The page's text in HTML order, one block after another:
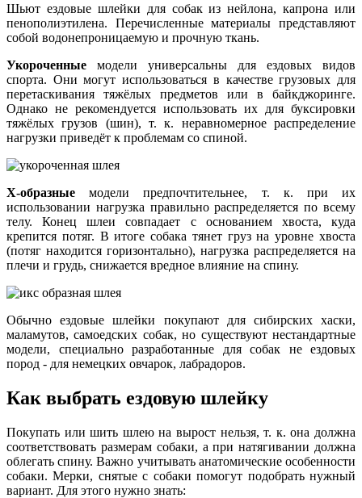
Шьют ездовые шлейки для собак из нейлона, капрона или
пенополиэтилена. Перечисленные материалы представляют
собой водонепроницаемую и прочную ткань.
Укороченные модели универсальны для ездовых видов
спорта. Они могут использоваться в качестве грузовых для
перетаскивания тяжёлых предметов или в байкджоринге.
Однако не рекомендуется использовать их для буксировки
тяжёлых грузов (шин), т. к. неравномерное распределение
нагрузки приведёт к проблемам со спиной.
Х-образные модели предпочтительнее, т. к. при их
использовании нагрузка правильно распределяется по всему
телу. Конец шлеи совпадает с основанием хвоста, куда
крепится потяг. В итоге собака тянет груз на уровне хвоста
(потяг находится горизонтально), нагрузка распределяется на
плечи и грудь, снижается вредное влияние на спину.
Обычно ездовые шлейки покупают для сибирских хаски,
маламутов, самоедских собак, но существуют нестандартные
модели, специально разработанные для собак не ездовых
пород - для немецких овчарок, лабрадоров.
Как выбрать ездовую шлейку
Покупать или шить шлею на вырост нельзя, т. к. она должна
соответствовать размерам собаки, а при натягивании должна
облегать спину. Важно учитывать анатомические особенности
собаки. Мерки, снятые с собаки помогут подобрать нужный
вариант. Для этого нужно знать: